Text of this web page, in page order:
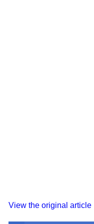
View the original article